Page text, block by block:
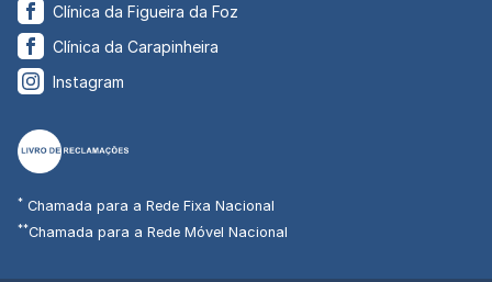
Clínica da Figueira da Foz
Clínica da Carapinheira
Instagram
* Chamada para a Rede Fixa Nacional
**Chamada para a Rede Móvel Nacional